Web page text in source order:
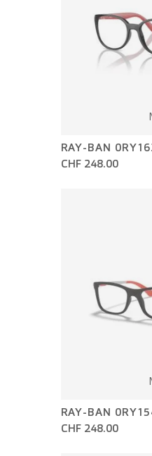
RAY-BAN
CHF 248.00
RAY-BAN
CHF 248.00